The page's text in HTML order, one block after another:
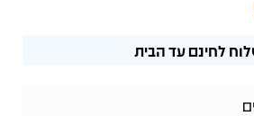
לחינם עד הבית